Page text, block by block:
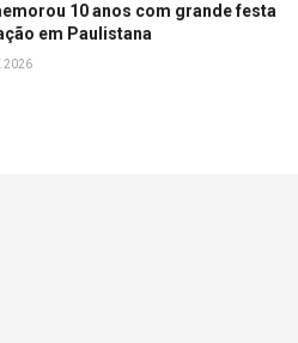
10 anos com grande festa
em Paulistana
2026